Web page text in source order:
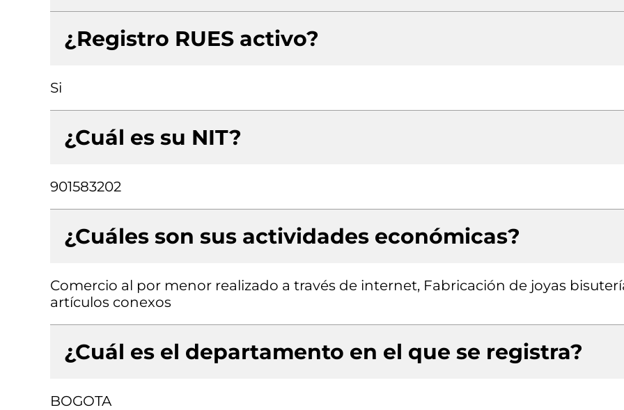
¿Registro RUES activo?
Si
¿Cuál es su NIT?
901583202
¿Cuáles son sus actividades económicas?
Comercio al por menor realizado a través de internet, Fabricación de joyas
artículos conexos
¿Cuál es el departamento en el que se registra?
BOGOTA